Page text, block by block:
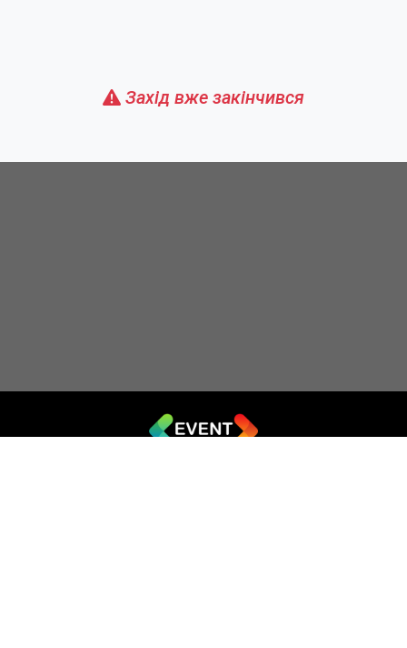
Захід вже закінчився